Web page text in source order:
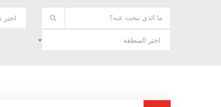
اختر
اختر المنطقة